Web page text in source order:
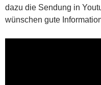
dazu die Sendung in
wünschen gute